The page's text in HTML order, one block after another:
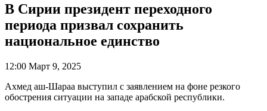
В Сирии президент переходного
периода призвал сохранить
национальное единство
12:00 Март 9, 2025
Ахмед аш-Шараа выступил с заявлением на фоне резкого
обострения ситуации на западе арабской республики.